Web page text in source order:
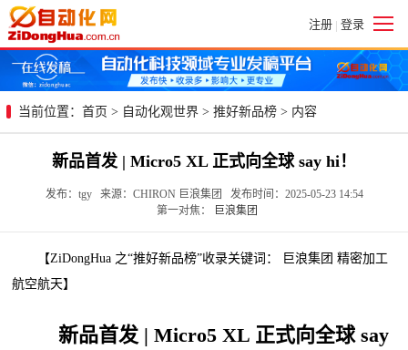
注册 | 登录
当前位置： 首页 > 自动化观世界 > 推好新品榜 > 内容
新品首发 | Micro5 XL 正式向全球 say hi！
发布：tgy 来源：CHIRON 巨浪集团 发布时间：2025-05-23 14:54
第一对焦：
巨浪集团
【ZiDongHua 之“推好新品榜”收录关键词： 巨浪集团 精密加工
航空航天】
新品首发 | Micro5 XL 正式向全球 say